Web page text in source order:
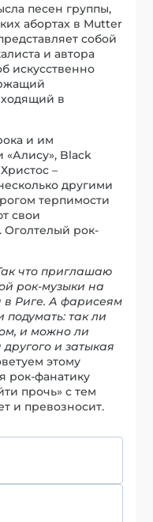
песен группы,
абортах в Mutter
собой
и автора
искусственно
в
и им
Black
–
другими
терпимости
свои
Оголтелый рок-
что приглашаю
рок-музыки на
в Риге. А фарисеям
так ли
и можно ли
и затыкая
этому
рок-фанатику
прочь» с тем
и превозносит.